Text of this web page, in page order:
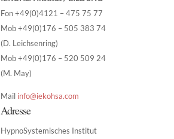
Fon +49(0)4121 – 475 75 77
Mob +49(0)176 – 505 383 74
(D. Leichsenring)
Mob +49(0)176 – 520 509 24
(M. May)
Mail info@iekohsa.com
Adresse
HypnoSystemisches Institut